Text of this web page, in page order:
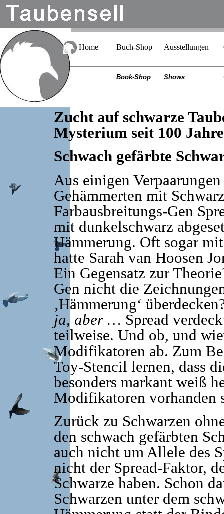
Home Buch-Shop Ausstellungen
Book-Shop Shows
Zucht auf schwarze
Mysterium seit 100
Schwach gefärbte
Aus einigen
Gehämmerten mit
Farbausbreitungs-Gen
mit dunkelschwarz
Hämmerung. Oft sogar
hatte Sarah van Hoosen
Ein Gegensatz zur
Gen nicht die
‚Hämmerung‘
ja, aber … Spread
teilweise. Und ob, und
Modifikatoren ab. Zum
Toy-Stencil lernen, dass
besonders markant weiß
Modifikatoren vorhanden
Zurück zu Schwarzen
den schwach gefärbten
auch nicht um Allele des
nicht der Spread-Faktor,
Schwarze haben. Schon
Schwarzen unter dem